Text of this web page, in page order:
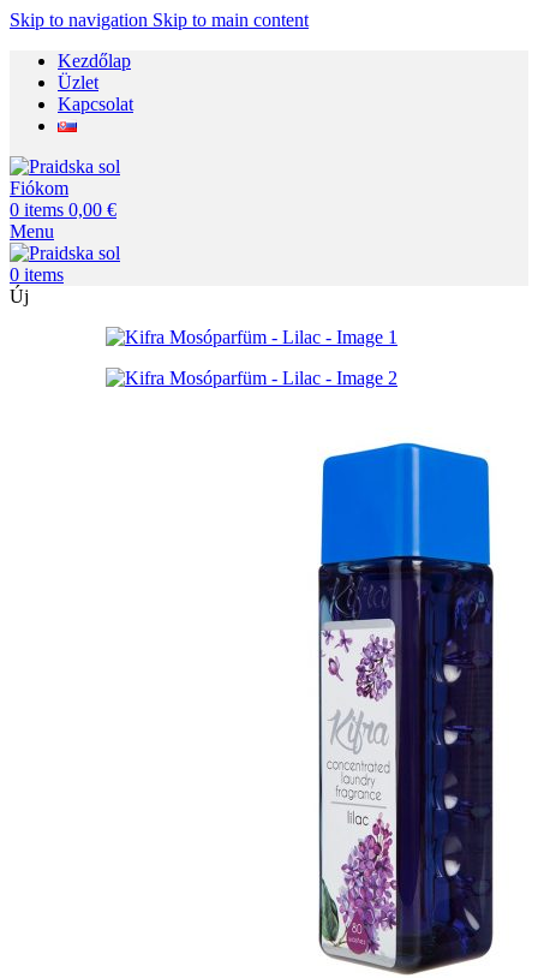
Skip to navigation Skip to main content
Kezdőlap
Üzlet
Kapcsolat
Fiókom
0 items 0,00 €
Menu
0 items
Új